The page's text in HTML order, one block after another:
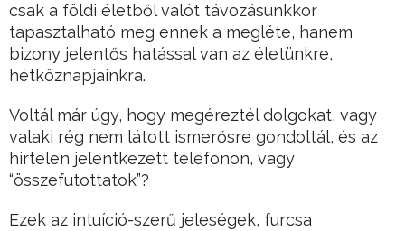
csak a földi életből valót távozásunkkor
tapasztalható meg ennek a megléte, hanem
bizony jelentős hatással van az életünkre,
hétköznapjainkra.
Voltál már úgy, hogy megéreztél dolgokat, vagy
valaki rég nem látott ismerősre gondoltál, és az
hirtelen jelentkezett telefonon, vagy
“összefutottatok”?
Ezek az intuíció-szerű jeleségek, furcsa